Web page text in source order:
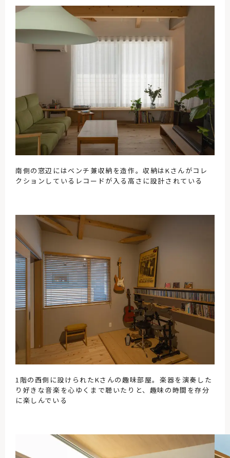
南側の窓辺にはベンチ兼収納を造作。収納はKさんがコレ
クションしているレコードが入る高さに設計されている
1階の西側に設けられたKさんの趣味部屋。楽器を演奏した
り好きな音楽を心ゆくまで聴いたりと、趣味の時間を存分
に楽しんでいる